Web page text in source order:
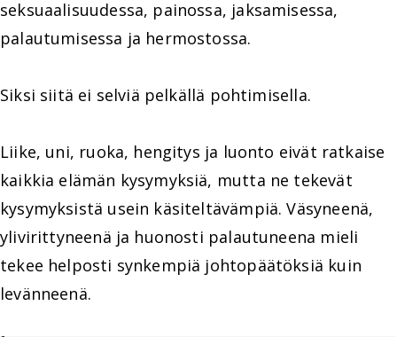
seksuaalisuudessa, painossa, jaksamisessa,
palautumisessa ja hermostossa.
Siksi siitä ei selviä pelkällä pohtimisella.
Liike, uni, ruoka, hengitys ja luonto eivät ratkaise
kaikkia elämän kysymyksiä, mutta ne tekevät
kysymyksistä usein käsiteltävämpiä. Väsyneenä,
ylivirittyneenä ja huonosti palautuneena mieli
tekee helposti synkempiä johtopäätöksiä kuin
levänneenä.